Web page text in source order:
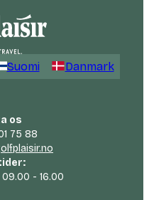
Suomi Danmark
os
75 88
- 16.00